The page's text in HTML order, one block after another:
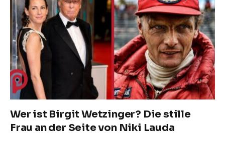
Wer ist Birgit Wetzinger? Die stille
Frau an der Seite von Niki Lauda